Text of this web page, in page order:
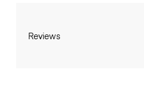
Reviews